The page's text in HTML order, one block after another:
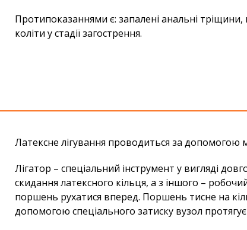
Протипоказаннями є: запалені анальні
коліти у стадії загострення.
Латексне лігування проводиться за допомогою
Лігатор – спеціальний інструмент у вигляді
скидання латексного кільця, а з іншого –
поршень рухатися вперед. Поршень тисне на
допомогою спеціального затиску вузол